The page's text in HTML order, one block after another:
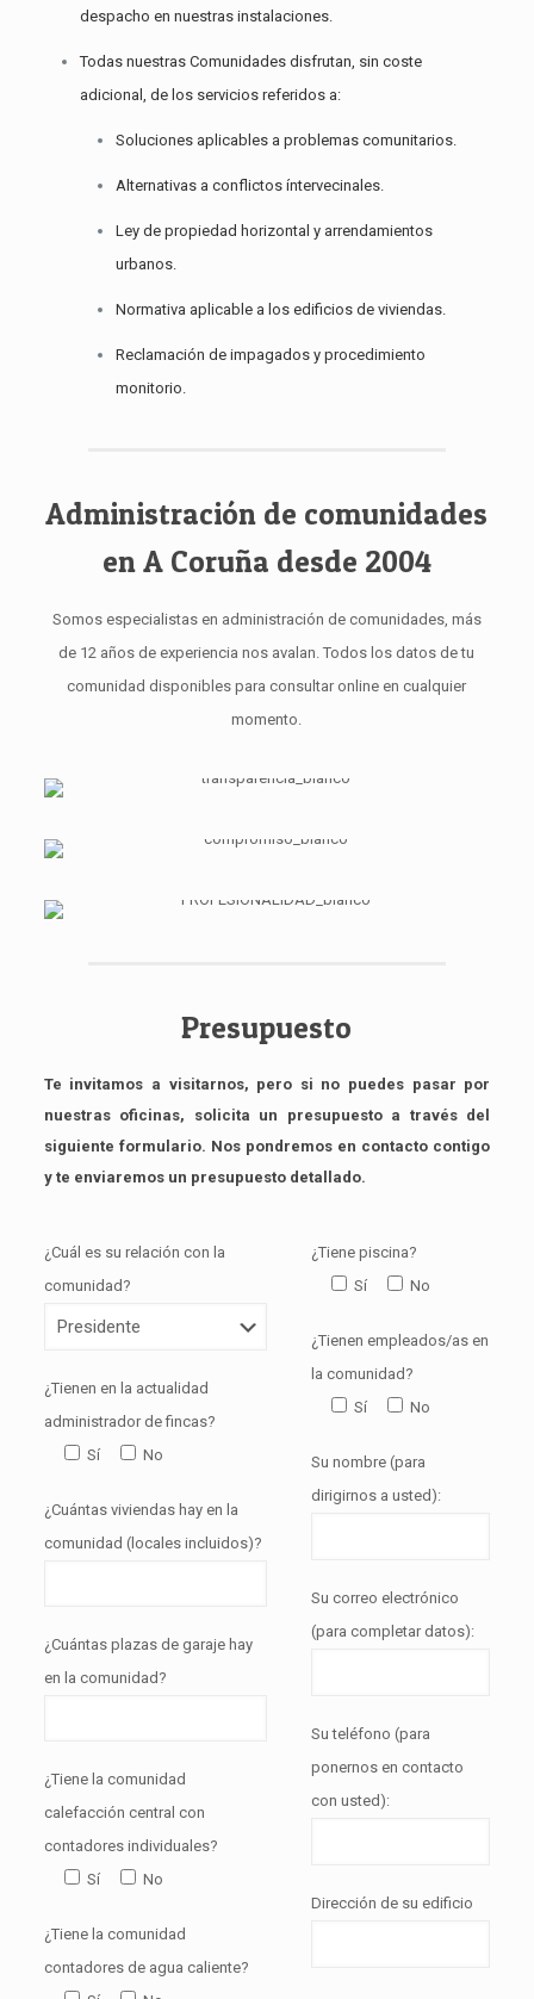
despacho en nuestras instalaciones.
Todas nuestras Comunidades disfrutan, sin coste
adicional, de los servicios referidos a:
Soluciones aplicables a problemas comunitarios.
Alternativas a conflictos íntervecinales.
Ley de propiedad horizontal y arrendamientos
urbanos.
Normativa aplicable a los edificios de viviendas.
Reclamación de impagados y procedimiento
monitorio.
Administración de comunidades
en A Coruña desde 2004
Somos especialistas en administración de comunidades, más
de 12 años de experiencia nos avalan. Todos los datos de tu
comunidad disponibles para consultar online en cualquier
momento.
Presupuesto
Te invitamos a visitarnos, pero si no puedes pasar por
nuestras oficinas, solicita un presupuesto a través del
siguiente formulario. Nos pondremos en contacto contigo
y te enviaremos un presupuesto detallado.
¿Cuál es su relación con la
comunidad?
¿Tienen en la actualidad
administrador de fincas?
Sí
No
¿Cuántas viviendas hay en la
comunidad (locales incluidos)?
¿Cuántas plazas de garaje hay
en la comunidad?
¿Tiene la comunidad
calefacción central con
contadores individuales?
Sí
No
¿Tiene la comunidad
contadores de agua caliente?
¿Tiene piscina?
Sí
No
¿Tienen empleados/as en
la comunidad?
Sí
No
Su nombre (para
dirigirnos a usted):
Su correo electrónico
(para completar datos):
Su teléfono (para
ponernos en contacto
con usted):
Dirección de su edificio